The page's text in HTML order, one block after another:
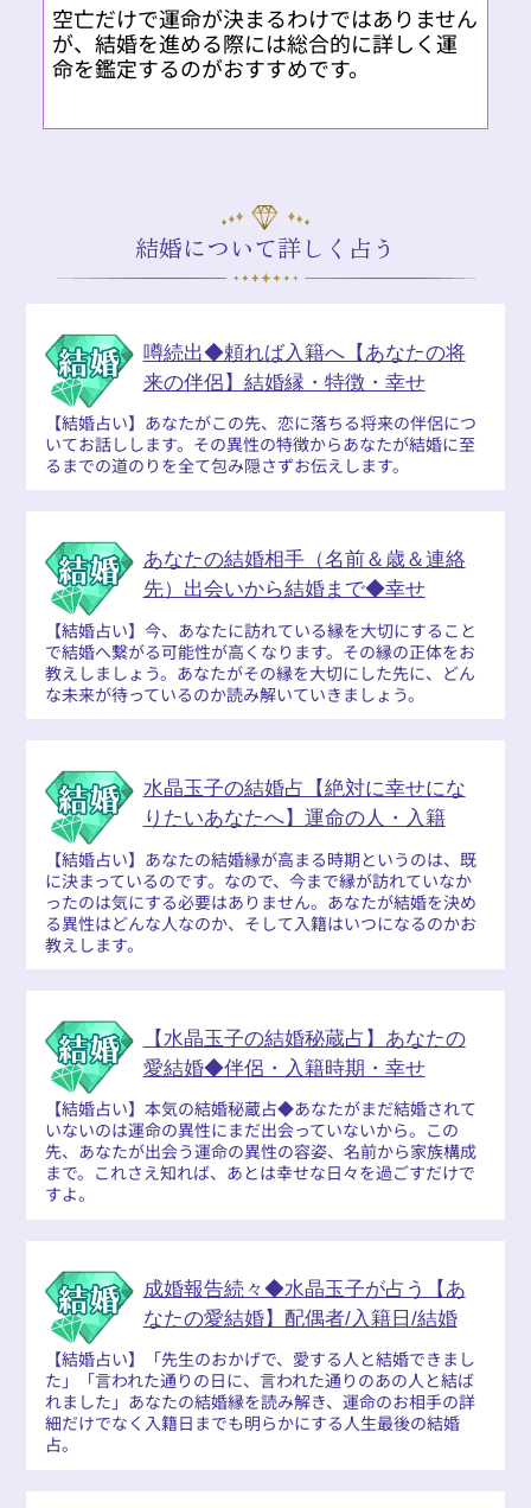
空亡だけで運命が決まるわけではありません
が、結婚を進める際には総合的に詳しく運
命を鑑定するのがおすすめです。
結婚について詳しく占う
噂続出◆頼れば入籍へ【あなたの将
来の伴侶】結婚縁・特徴・幸せ
【結婚占い】あなたがこの先、恋に落ちる将来の伴侶につ
いてお話しします。その異性の特徴からあなたが結婚に至
るまでの道のりを全て包み隠さずお伝えします。
あなたの結婚相手（名前＆歳＆連絡
先）出会いから結婚まで◆幸せ
【結婚占い】今、あなたに訪れている縁を大切にすること
で結婚へ繋がる可能性が高くなります。その縁の正体をお
教えしましょう。あなたがその縁を大切にした先に、どん
な未来が待っているのか読み解いていきましょう。
水晶玉子の結婚占【絶対に幸せにな
りたいあなたへ】運命の人・入籍
【結婚占い】あなたの結婚縁が高まる時期というのは、既
に決まっているのです。なので、今まで縁が訪れていなか
ったのは気にする必要はありません。あなたが結婚を決め
る異性はどんな人なのか、そして入籍はいつになるのかお
教えします。
【水晶玉子の結婚秘蔵占】あなたの
愛結婚◆伴侶・入籍時期・幸せ
【結婚占い】本気の結婚秘蔵占◆あなたがまだ結婚されて
いないのは運命の異性にまだ出会っていないから。この
先、あなたが出会う運命の異性の容姿、名前から家族構成
まで。これさえ知れば、あとは幸せな日々を過ごすだけで
すよ。
成婚報告続々◆水晶玉子が占う【あ
なたの愛結婚】配偶者/入籍日/結婚
【結婚占い】「先生のおかげで、愛する人と結婚できまし
た」「言われた通りの日に、言われた通りのあの人と結ば
れました」あなたの結婚縁を読み解き、運命のお相手の詳
細だけでなく入籍日までも明らかにする人生最後の結婚
占。